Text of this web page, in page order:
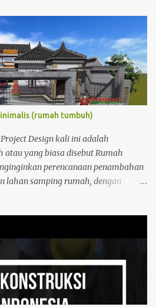
tersebut berada di daerah
FILE CAD FOR FREE klik
POTONGAN BAK KONTROL KLIK
cara dowload aplikasi: 1.
OPEN --> NEXT 3. klik --> NEXT 4.
FILE YANG DIINGINKAN
(rumah tumbuh)
Design kali ini adalah
yang biasa disebut Rumah
perencanaan penambahan
lahan samping rumah, dengan
adalah mempunyai ruang baca
hadap ke lingkungan sekitar, karena
persawahan, penambahan
minimalis, serta perencanaan pagar